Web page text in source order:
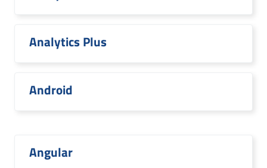
Analytics Plus
Android
Angular